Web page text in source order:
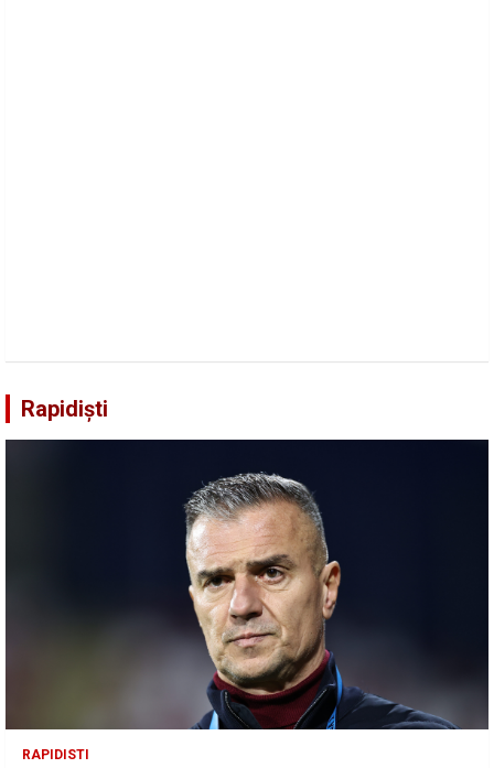
Rapidiști
RAPIDISTI